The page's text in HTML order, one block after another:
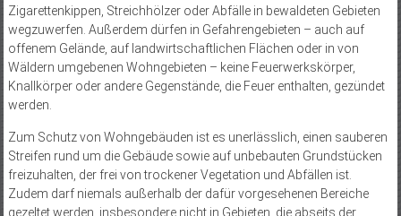
Zigarettenkippen, Streichhölzer oder Abfälle in bewaldeten Gebieten
wegzuwerfen. Außerdem dürfen in Gefahrengebieten – auch auf
offenem Gelände, auf landwirtschaftlichen Flächen oder in von
Wäldern umgebenen Wohngebieten – keine Feuerwerkskörper,
Knallkörper oder andere Gegenstände, die Feuer enthalten, gezündet
werden.
Zum Schutz von Wohngebäuden ist es unerlässlich, einen sauberen
Streifen rund um die Gebäude sowie auf unbebauten Grundstücken
freizuhalten, der frei von trockener Vegetation und Abfällen ist.
Zudem darf niemals außerhalb der dafür vorgesehenen Bereiche
gezeltet werden, insbesondere nicht in Gebieten, die abseits der